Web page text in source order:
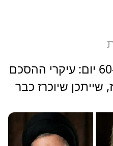
הפסקת אש ל-60 יום: עיקרי ההסכם
שייתכן שיוכרז כבר